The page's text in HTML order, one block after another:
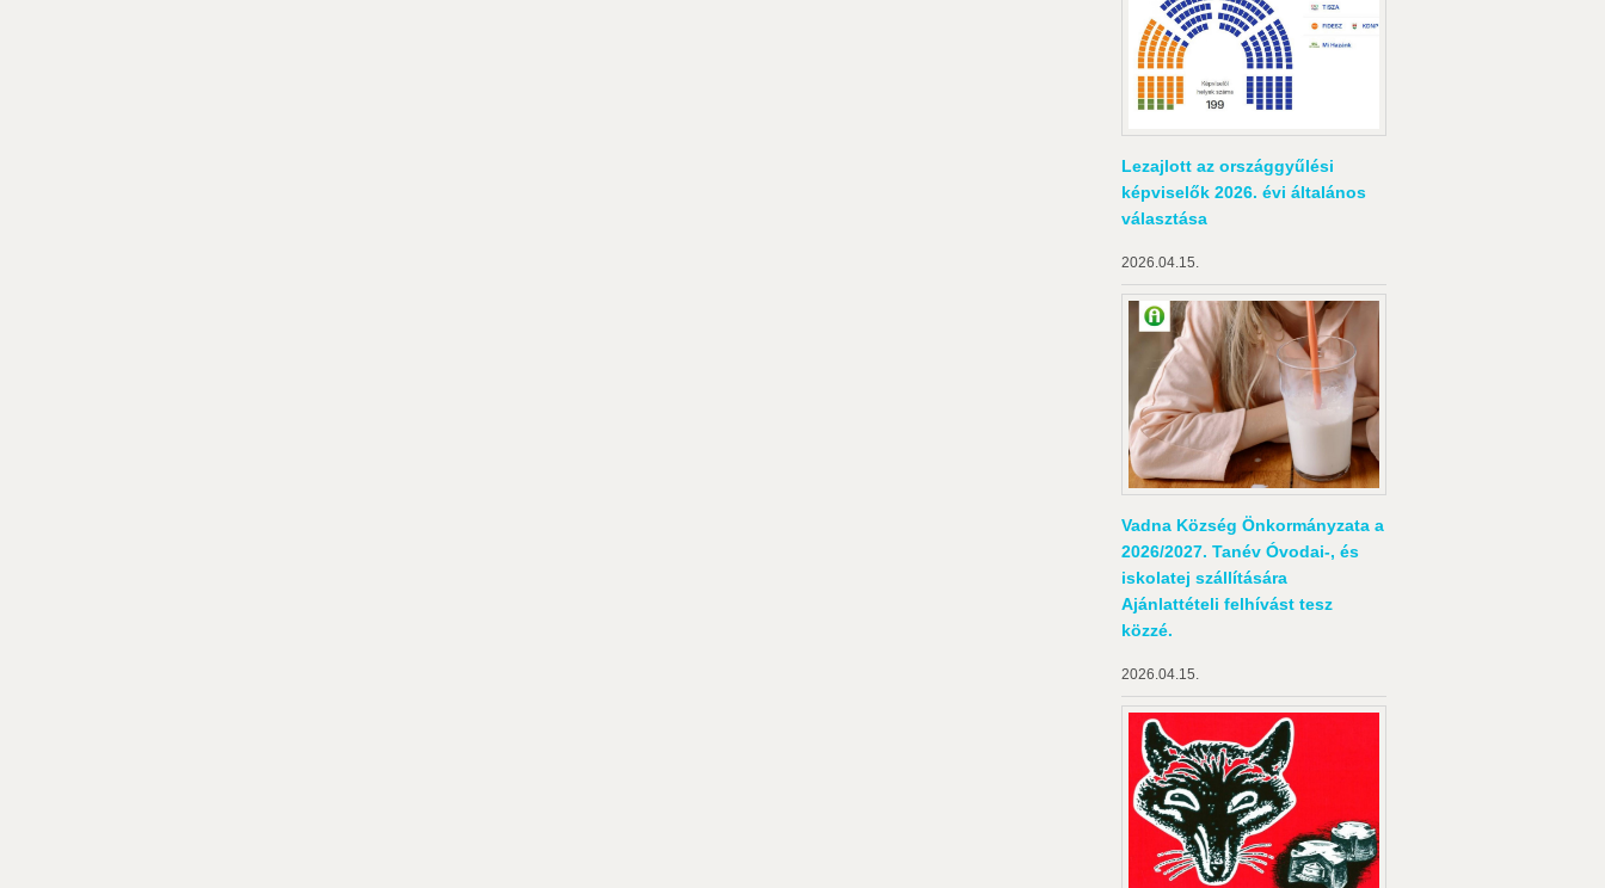
Lezajlott az országgyűlési
képviselők 2026. évi általános
választása
2026.04.15.
Vadna Község Önkormányzata a
2026/2027. Tanév Óvodai-, és
iskolatej szállítására
Ajánlattételi felhívást tesz
közzé.
2026.04.15.